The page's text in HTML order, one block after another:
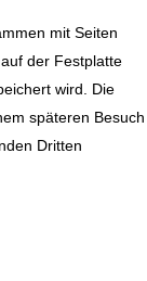
mit Seiten
der Festplatte
wird. Die
späteren Besuch
Dritten